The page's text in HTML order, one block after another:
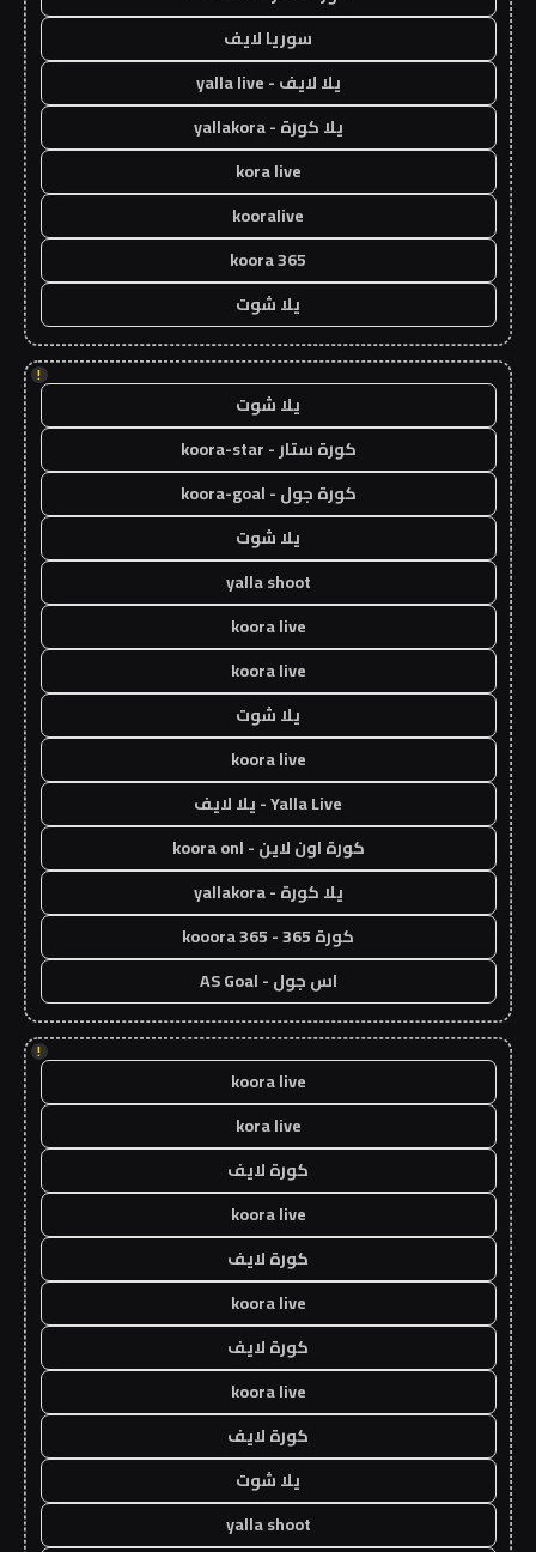
سوريا لايف
يلا لايف - yalla live
يلا كورة - yallakora
kora live
kooralive
koora 365
يلا شوت
!
يلا شوت
كورة ستار - koora-star
كورة جول - koora-goal
يلا شوت
yalla shoot
koora live
koora live
يلا شوت
koora live
Yalla Live - يلا لايف
كورة اون لاين - koora onl
يلا كورة - yallakora
كورة 365 - kooora 365
اس جول - AS Goal
!
koora live
kora live
كورة لايف
koora live
كورة لايف
koora live
كورة لايف
koora live
كورة لايف
يلا شوت
yalla shoot